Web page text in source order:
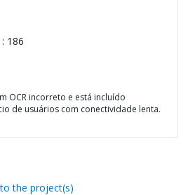
186
OCR incorreto e está incluído
de usuários com conectividade lenta.
the project(s)